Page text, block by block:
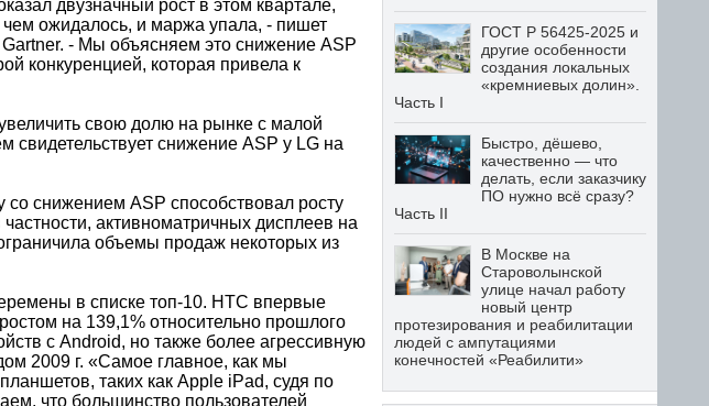
двузначный рост в этом квартале,
ожидалось, и маржа упала, - пишет
- Мы объясняем это снижение ASP
конкуренцией, которая привела к
свою долю на рынке с малой
свидетельствует снижение ASP у LG на
снижением ASP способствовал росту
активноматричных дисплеев на
объемы продаж некоторых из
в списке топ-10. HTC впервые
на 139,1% относительно прошлого
с Android, но также более агрессивную
2009 г. «Самое главное, как мы
таких как Apple iPad, судя по
что большинство пользователей
ГОСТ Р 56425-2025 и
другие особенности
создания локальных
«кремниевых долин».
Часть I
Быстро, дёшево,
качественно — что
делать, если заказчику
ПО нужно всё сразу?
Часть II
В Москве на
Староволынской
улице начал работу
новый центр
протезирования и реабилитации
людей с ампутациями
конечностей «Реабилити»